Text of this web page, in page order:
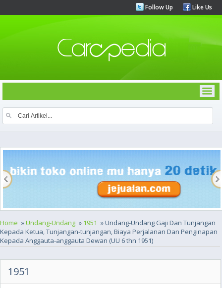
Follow Up Like Us
Home »Undang-Undang » 1951 » Undang-Undang Gaji Dan Tunjangan
Kepada Ketua, Tunjangan-tunjangan, Biaya Perjalanan Dan Penginapan
Kepada Anggauta-anggauta Dewan (UU 6 thn 1951)
1951